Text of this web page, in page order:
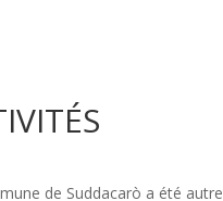
de Suddacarò a été